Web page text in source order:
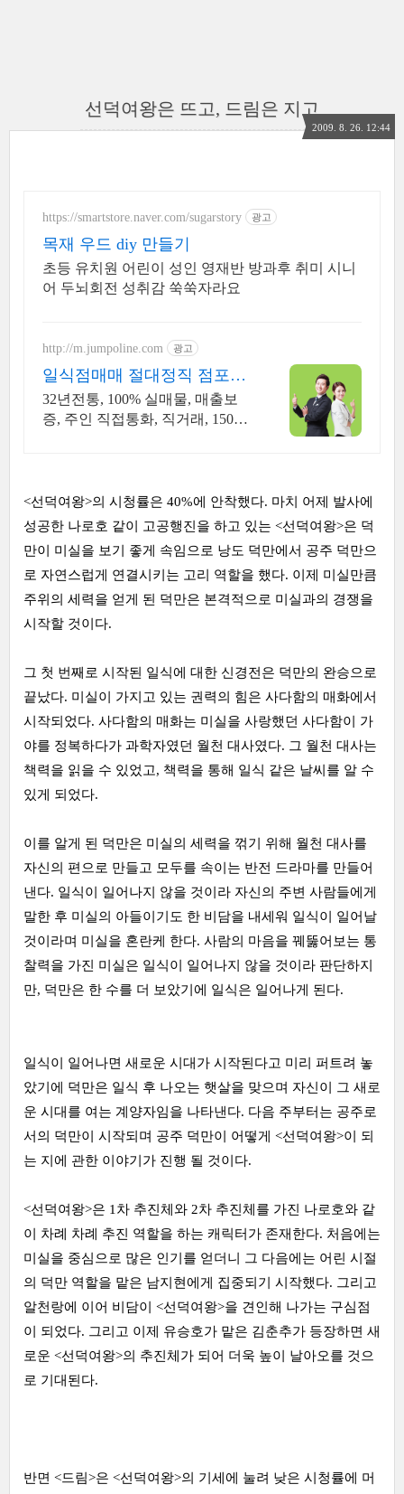
선덕여왕은 뜨고, 드림은 지고
2009. 8. 26. 12:44
https://smartstore.naver.com/sugarstory 광고
목재 우드 diy 만들기
초등 유치원 어린이 성인 영재반 방과후 취미 시니
어 두뇌회전 성취감 쑥쑥자라요
http://m.jumpoline.com 광고
일식점매매 절대정직 점포라
인 빠른 직거래 & 안전중개거
래
32년전통, 100% 실매물, 매출보
증, 주인 직접통화, 직거래, 150명
<선덕여왕>의 시청률은 40%에 안착했다. 마치 어제 발사에
성공한 나로호 같이 고공행진을 하고 있는 <선덕여왕>은 덕
만이 미실을 보기 좋게 속임으로 낭도 덕만에서 공주 덕만으
로 자연스럽게 연결시키는 고리 역할을 했다. 이제 미실만큼
주위의 세력을 얻게 된 덕만은 본격적으로 미실과의 경쟁을
시작할 것이다.
그 첫 번째로 시작된 일식에 대한 신경전은 덕만의 완승으로
끝났다. 미실이 가지고 있는 권력의 힘은 사다함의 매화에서
시작되었다. 사다함의 매화는 미실을 사랑했던 사다함이 가
야를 정복하다가 과학자였던 월천 대사였다. 그 월천 대사는
책력을 읽을 수 있었고, 책력을 통해 일식 같은 날씨를 알 수
있게 되었다.
이를 알게 된 덕만은 미실의 세력을 꺾기 위해 월천 대사를
자신의 편으로 만들고 모두를 속이는 반전 드라마를 만들어
낸다. 일식이 일어나지 않을 것이라 자신의 주변 사람들에게
말한 후 미실의 아들이기도 한 비담을 내세워 일식이 일어날
것이라며 미실을 혼란케 한다. 사람의 마음을 꿰뚫어보는 통
찰력을 가진 미실은 일식이 일어나지 않을 것이라 판단하지
만, 덕만은 한 수를 더 보았기에 일식은 일어나게 된다.
일식이 일어나면 새로운 시대가 시작된다고 미리 퍼트려 놓
았기에 덕만은 일식 후 나오는 햇살을 맞으며 자신이 그 새로
운 시대를 여는 계양자임을 나타낸다. 다음 주부터는 공주로
서의 덕만이 시작되며 공주 덕만이 어떻게 <선덕여왕>이 되
는 지에 관한 이야기가 진행 될 것이다.
<선덕여왕>은 1차 추진체와 2차 추진체를 가진 나로호와 같
이 차례 차례 추진 역할을 하는 캐릭터가 존재한다. 처음에는
미실을 중심으로 많은 인기를 얻더니 그 다음에는 어린 시절
의 덕만 역할을 맡은 남지현에게 집중되기 시작했다. 그리고
알천랑에 이어 비담이 <선덕여왕>을 견인해 나가는 구심점
이 되었다. 그리고 이제 유승호가 맡은 김춘추가 등장하면 새
로운 <선덕여왕>의 추진체가 되어 더욱 높이 날아오를 것으
로 기대된다.
반면 <드림>은 <선덕여왕>의 기세에 눌려 낮은 시청률에 머